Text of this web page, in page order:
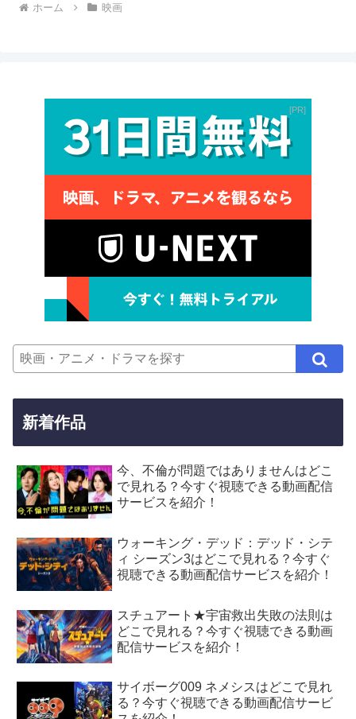
ホーム 映画
PR
新着作品
今、不倫が問題ではありませんはどこ
で見れる？今すぐ視聴できる動画配信
サービスを紹介！
ウォーキング・デッド：デッド・シテ
ィ シーズン3はどこで見れる？今すぐ
視聴できる動画配信サービスを紹介！
スチュアート★宇宙救出失敗の法則は
どこで見れる？今すぐ視聴できる動画
配信サービスを紹介！
サイボーグ009 ネメシスはどこで見れ
る？今すぐ視聴できる動画配信サービ